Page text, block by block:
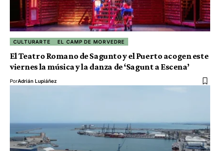
CULTURARTE EL CAMP DE MORVEDRE
El Teatro Romano de Sagunto y el Puerto acogen este
viernes la música y la danza de ‘Sagunt a Escena’
PorAdrián Lupiáñez